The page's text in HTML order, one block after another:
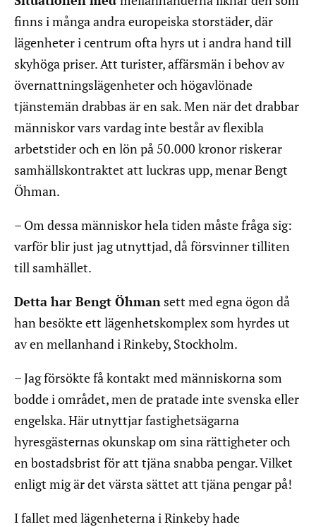
finns i många andra europeiska storstäder, där
lägenheter i centrum ofta hyrs ut i andra hand till
skyhöga priser. Att turister, affärsmän i behov av
övernattningslägenheter och högavlönade
tjänstemän drabbas är en sak. Men när det drabbar
människor vars vardag inte består av flexibla
arbetstider och en lön på 50.000 kronor riskerar
samhällskontraktet att luckras upp, menar Bengt
Öhman.
– Om dessa människor hela tiden måste fråga sig:
varför blir just jag utnyttjad, då försvinner tilliten
till samhället.
Detta har Bengt Öhman sett med egna ögon då
han besökte ett lägenhetskomplex som hyrdes ut
av en mellanhand i Rinkeby, Stockholm.
– Jag försökte få kontakt med människorna som
bodde i området, men de pratade inte svenska eller
engelska. Här utnyttjar fastighetsägarna
hyresgästernas okunskap om sina rättigheter och
en bostadsbrist för att tjäna snabba pengar. Vilket
enligt mig är det värsta sättet att tjäna pengar på!
I fallet med lägenheterna i Rinkeby hade